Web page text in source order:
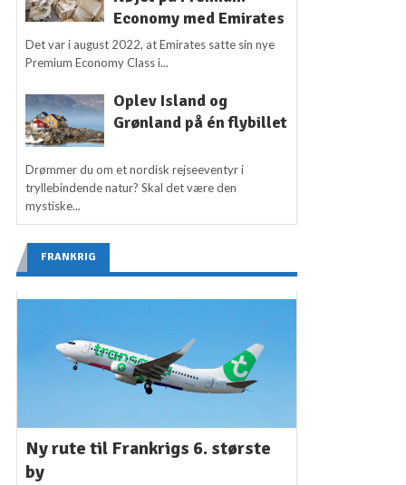
Economy med Emirates
Det var i august 2022, at Emirates satte sin nye
Premium Economy Class i...
Oplev Island og
Grønland på én flybillet
Drømmer du om et nordisk rejseeventyr i
tryllebindende natur? Skal det være den
mystiske...
FRANKRIG
Ny rute til Frankrigs 6. største
by